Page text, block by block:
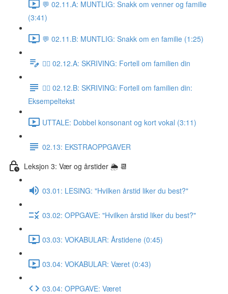
💬 02.11.A: MUNTLIG: Snakk om venner og familie
(3:41)
💬 02.11.B: MUNTLIG: Snakk om en familie (1:25)
✍🏼 02.12.A: SKRIVING: Fortell om familien din
✍🏼 02.12.B: SKRIVING: Fortell om familien din:
Eksempeltekst
UTTALE: Dobbel konsonant og kort vokal (3:11)
02.13: EKSTRAOPPGAVER
Leksjon 3: Vær og årstider 🌦 📆
03.01: LESING: "Hvilken årstid liker du best?"
03.02: OPPGAVE: "Hvilken årstid liker du best?"
03.03: VOKABULAR: Årstidene (0:45)
03.04: VOKABULAR: Været (0:43)
03.04: OPPGAVE: Været